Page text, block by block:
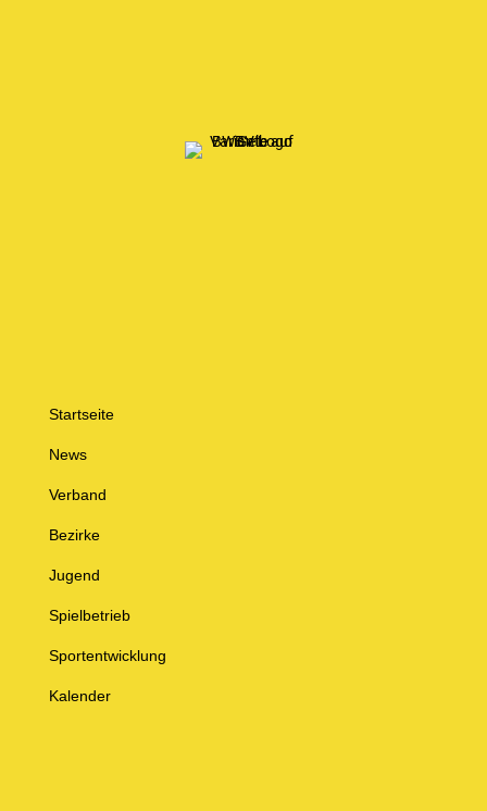
Startseite
News
Verband
Bezirke
Jugend
Spielbetrieb
Sportentwicklung
Kalender